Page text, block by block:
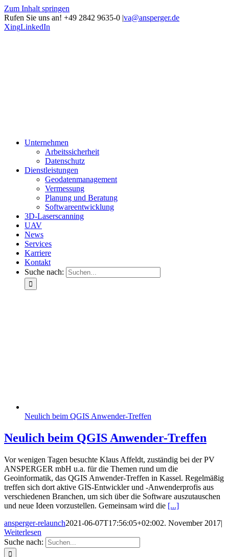
Zum Inhalt springen
Rufen Sie uns an! +49 2842 9635-0 |va@ansperger.de
XingLinkedIn
Unternehmen
Arbeitssicherheit
Datenschutz
Dienstleistungen
Geodatenmanagement
Vermessung
Planung und Beratung
Softwareentwicklung
3D-Laserscanning
UAV
News
Services
Karriere
Kontakt
Suche nach:
Neulich beim QGIS Anwender-Treffen
Neulich beim QGIS Anwender-Treffen
Vor wenigen Tagen besuchte Klaus Affeldt, zuständig bei der PV
ANSPERGER mbH u.a. für die Themen rund um die
Geoinformatik, das QGIS Anwender-Treffen in Kassel. Regelmäßig
treffen sich dort aktive GIS-Entwickler und -Anwenderprofis aus
verschiedenen Branchen, um sich über die Software auszutauschen
und neue Ideen vorzustellen. Gemeinsam wird die [...]
ansperger-relaunch2021-06-07T17:56:05+02:002. November 2017|
Weiterlesen
Suche nach: